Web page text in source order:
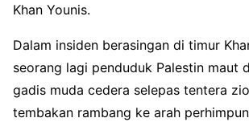
Khan Younis.
Dalam insiden berasingan di timur
seorang lagi penduduk Palestin maut
gadis muda cedera selepas tentera
tembakan rambang ke arah